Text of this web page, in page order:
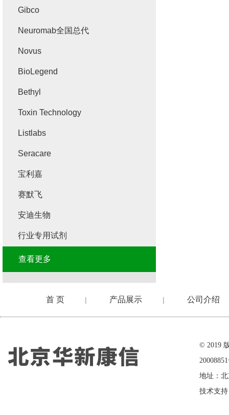
Gibco
Neuromab全国总代
Novus
BioLegend
Bethyl
Toxin Technology
Listlabs
Seracare
宝利嘉
赛默飞
安迪生物
行业专用试剂
查看更多
首 页 | 产品展示 | 公司介绍
© 2019
地址：
技术支